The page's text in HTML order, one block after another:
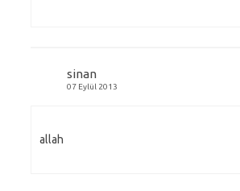
sinan
07 Eylül 2013
allah